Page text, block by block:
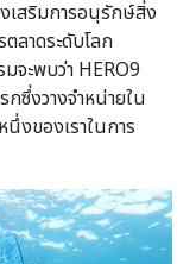
เสริมการอนุรักษ์สิ่ง
ลาดระดับโลก
จะพบว่า HERO9
ซึ่งวางจำหน่ายใน
งของเราในการ